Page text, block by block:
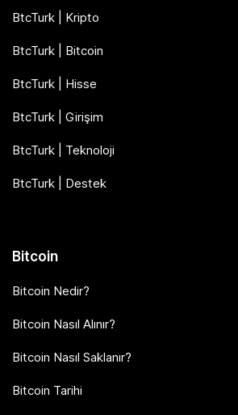
BtcTurk | Kripto
BtcTurk | Bitcoin
BtcTurk | Hisse
BtcTurk | Girişim
BtcTurk | Teknoloji
BtcTurk | Destek
Bitcoin
Bitcoin Nedir?
Bitcoin Nasıl Alınır?
Bitcoin Nasıl Saklanır?
Bitcoin Tarihi